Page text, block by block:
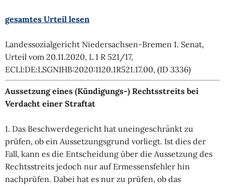
gesamtes Urteil lesen
Landessozialgericht Niedersachsen-Bremen 1. Senat,
Urteil vom 20.11.2020, L 1 R 521/17,
ECLI:DE:LSGNIHB:2020:1120.1R521.17.00, (ID 3336)
Aussetzung eines (Kündigungs-) Rechtsstreits bei
Verdacht einer Straftat
1. Das Beschwerdegericht hat uneingeschränkt zu
prüfen, ob ein Aussetzungsgrund vorliegt. Ist dies der
Fall, kann es die Entscheidung über die Aussetzung des
Rechtsstreits jedoch nur auf Ermessensfehler hin
nachprüfen. Dabei hat es nur zu prüfen, ob das